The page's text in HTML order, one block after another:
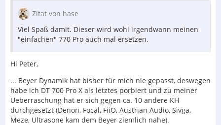
Zitat von hase
Viel Spaß damit. Dieser wird wohl irgendwann meinen
"einfachen" 770 Pro auch mal ersetzen.
Hi Peter,
... Beyer Dynamik hat bisher für mich nie gepasst, deswegen
habe ich DT 700 Pro X als letztes porbiert und zu meiner
Ueberraschung hat er sich gegen ca. 10 andere KH
durchgesetzt (Denon, Focal, FiiO, Austrian Audio, Sivga,
Meze, Ultrasone kam dem Beyer ziemlich nahe).